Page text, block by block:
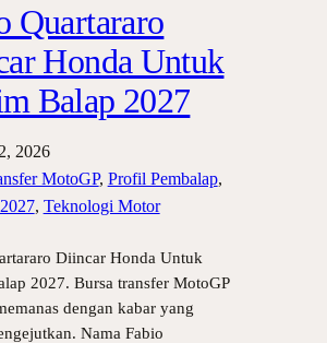
Quartararo
Honda Untuk
Balap 2027
2026
MotoGP, Profil Pembalap
, Teknologi Motor
Diincar Honda Untuk
2027. Bursa transfer MotoGP
dengan kabar yang
Nama Fabio